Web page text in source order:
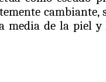
Dios del Centro
cambiante,
media de la piel y